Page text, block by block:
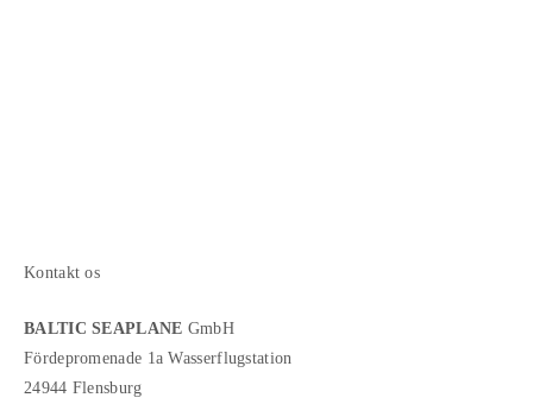
Kontakt os
BALTIC SEAPLANE GmbH
Fördepromenade 1a Wasserflugstation
24944 Flensburg